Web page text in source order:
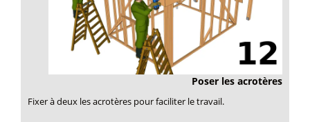
Poser les acrotères
Fixer à deux les acrotères pour faciliter le travail.